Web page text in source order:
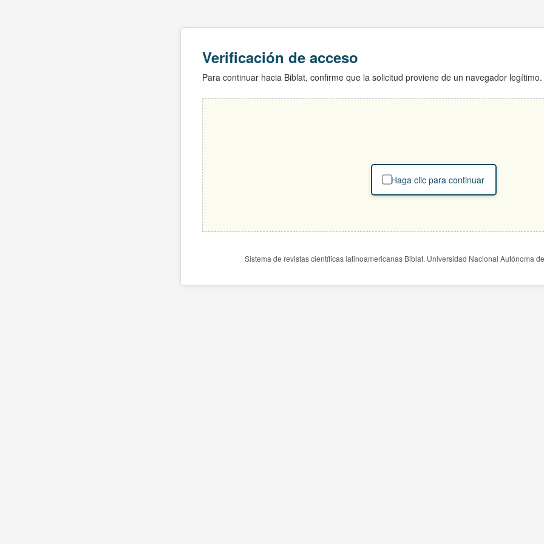
Verificación de acceso
Para continuar hacia Biblat, confirme que la solicitud proviene de un navegador legítimo.
Haga clic para continuar
Sistema de revistas científicas latinoamericanas Biblat. Universidad Nacional Autónoma